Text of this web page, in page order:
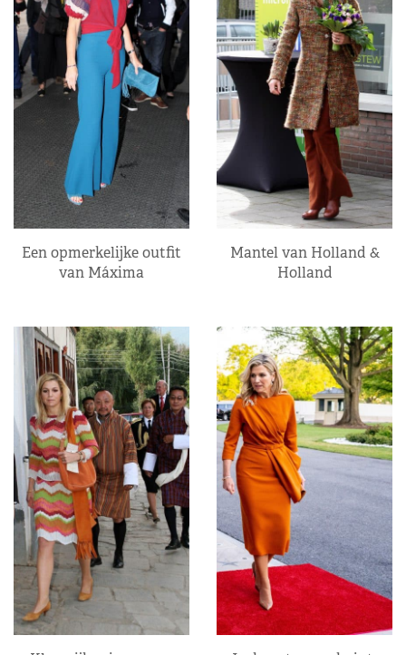
Een opmerkelijke outfit
van Máxima
Mantel van Holland &
Holland